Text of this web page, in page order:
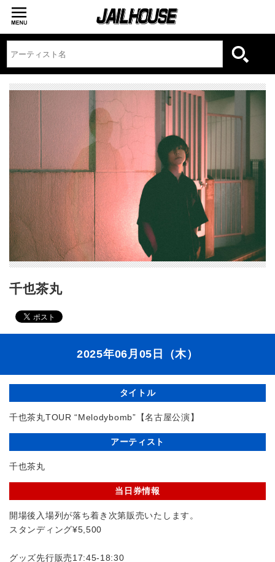
千也茶丸
2025年06月05日（木）
タイトル
千也茶丸TOUR “Melodybomb”【名古屋公演】
アーティスト
千也茶丸
当日券情報
開場後入場列が落ち着き次第販売いたします。
スタンディング¥5,500
グッズ先行販売17:45-18:30